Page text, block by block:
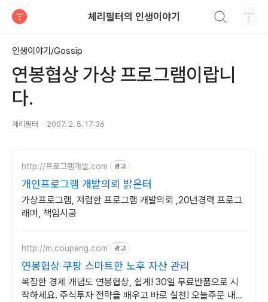
체리필터의 인생이야기
인생이야기/Gossip
연봉협상 가상 프로그램이랍니
다.
체리필터 2007. 2. 5. 17:36
http://프로그램개발.com 광고
개인프로그램 개발의뢰 밝은터
가상프로그램, 저렴한 프로그램 개발의뢰 ,20년경력 프로그
래머, 책임시공
http://m.coupang.com 광고
연봉협상 쿠팡 스마트한 노후 자산 관리
복잡한 경제 개념도 연봉협상, 쉽게! 30일 무료반품으로 시
작하세요. 주식투자 전략을 배우고 바로 실천! 오늘주문 내일